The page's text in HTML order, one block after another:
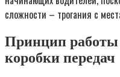
сложности – трогания с
Принцип работы
коробки передач